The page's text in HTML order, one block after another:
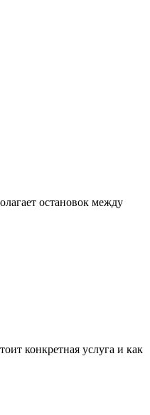
остановок между
конкретная услуга и как